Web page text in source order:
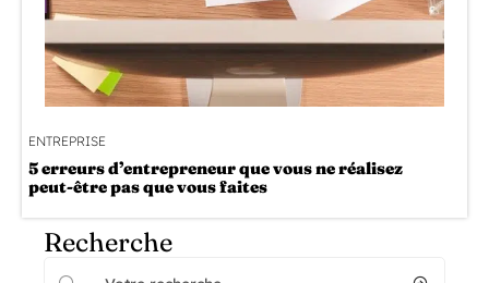
ENTREPRISE
5 erreurs d’entrepreneur que vous ne réalisez
peut-être pas que vous faites
Recherche